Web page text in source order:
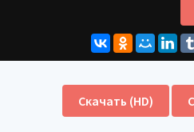
Скачать (HD)